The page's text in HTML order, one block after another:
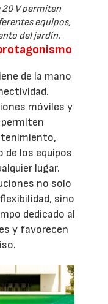
20 V permiten
equipos,
del jardín.
de la mano
móviles y
los equipos
lugar.
no solo
sino
dedicado al
y favorecen